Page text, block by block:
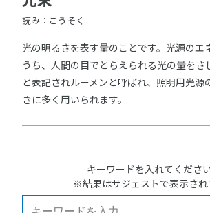
読み：こうそく
光の明るさを表す量のことです。光源のエ
うち、人間の目でとらえられる光の量を
と表記されルーメンと呼ばれ、照明用光源
きに多く用いられます。
キーワードを入れてくださ
※結果はサジェストで表示され